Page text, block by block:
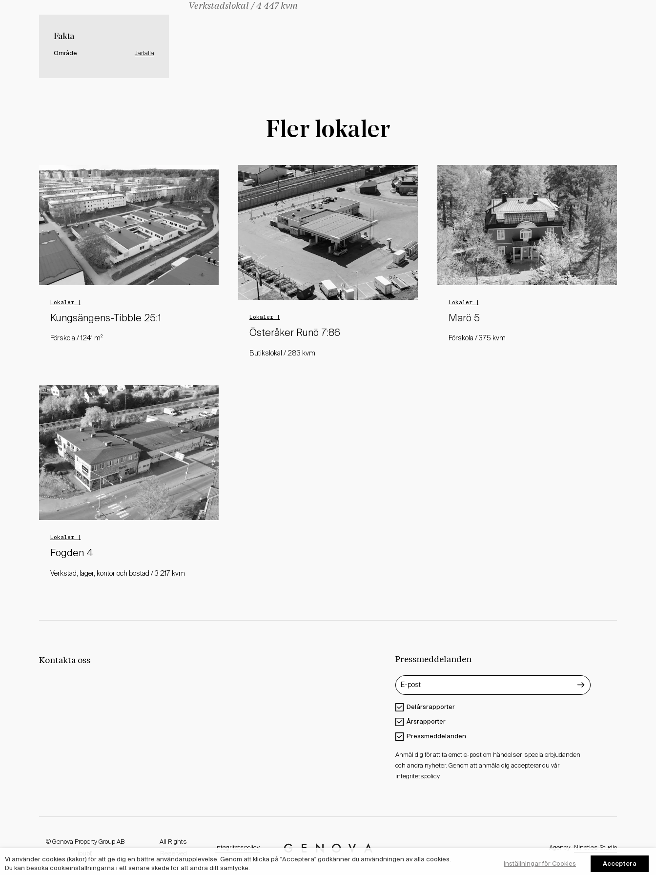
Fakta
Område Järfälla
Verkstadslokal / 4 447 kvm
Fler lokaler
Lokaler |
Kungsängens-Tibble 25:1
Förskola / 1241 m²
Lokaler |
Österåker Runö 7:86
Butikslokal / 283 kvm
Lokaler |
Marö 5
Förskola / 375 kvm
Lokaler |
Fogden 4
Verkstad, lager, kontor och bostad / 3 217 kvm
Pressmeddelanden
Delårsrapporter
Årsrapporter
Pressmeddelanden
Anmäl dig för att ta emot e-post om händelser, specialerbjudanden
och andra nyheter. Genom att anmäla dig accepterar du vår
integritetspolicy.
Kontakta oss
© Genova Property Group AB
All Rights
Integritetspolicy
Genova
Property
Agency: Nineties Studio
Vi använder cookies (kakor) för att ge dig en bättre användarupplevelse. Genom att klicka på "Acceptera" godkänner du användningen av alla cookies.
Du kan besöka cookieinställningarna i ett senare skede för att ändra ditt samtycke.
Inställningar för Cookies Acceptera